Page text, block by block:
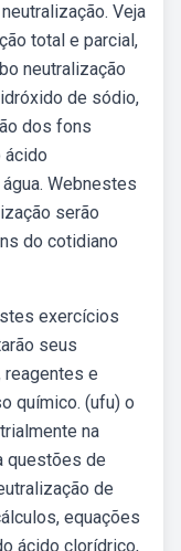
Veja
total e parcial,
neutralização
de sódio,
dos fons
ácido
Webnestes
serão
do cotidiano
exercícios
seus
e
químico. (ufu) o
na
questões de
de
equações
ácido clorídrico,